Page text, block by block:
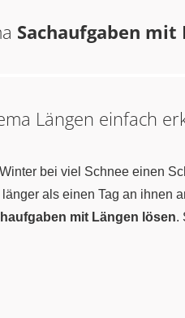
Sachaufgaben mit
Längen einfach
bei viel Schnee einen
als einen Tag an ihnen
mit Längen lösen.